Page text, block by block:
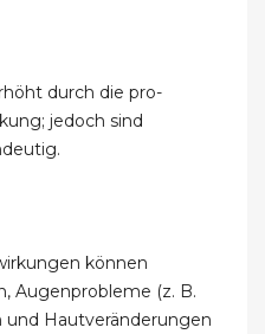
durch die pro-
jedoch sind
können
Augenprobleme (z. B.
und Hautveränderungen